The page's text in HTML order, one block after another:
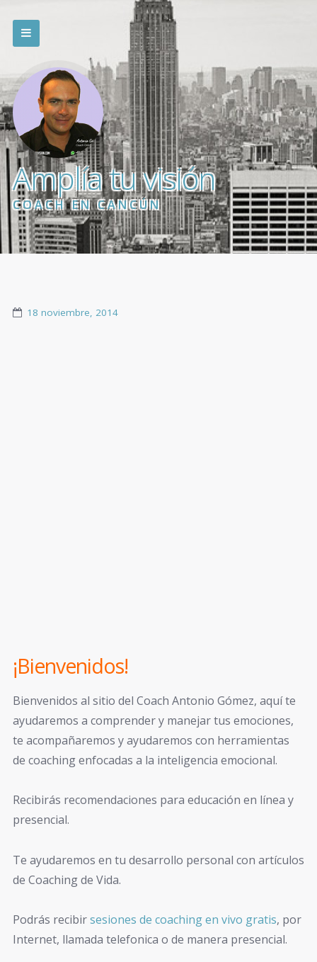
Amplía tu visión
COACH EN CANCÚN
18 noviembre, 2014
¡Bienvenidos!
Bienvenidos al sitio del Coach Antonio Gómez, aquí te
ayudaremos a comprender y manejar tus emociones,
te acompañaremos y ayudaremos con herramientas
de coaching enfocadas a la inteligencia emocional.
Recibirás recomendaciones para educación en línea y
presencial.
Te ayudaremos en tu desarrollo personal con artículos
de Coaching de Vida.
Podrás recibirsesiones de coaching en vivo gratis, por
Internet, llamada telefonica o de manera presencial.